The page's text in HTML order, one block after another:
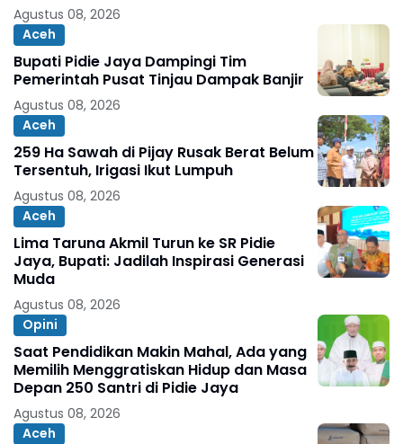
Agustus 08, 2026
Aceh
Bupati Pidie Jaya Dampingi Tim
Pemerintah Pusat Tinjau Dampak Banjir
Agustus 08, 2026
Aceh
259 Ha Sawah di Pijay Rusak Berat Belum
Tersentuh, Irigasi Ikut Lumpuh
Agustus 08, 2026
Aceh
Lima Taruna Akmil Turun ke SR Pidie
Jaya, Bupati: Jadilah Inspirasi Generasi
Muda
Agustus 08, 2026
Opini
Saat Pendidikan Makin Mahal, Ada yang
Memilih Menggratiskan Hidup dan Masa
Depan 250 Santri di Pidie Jaya
Agustus 08, 2026
Aceh